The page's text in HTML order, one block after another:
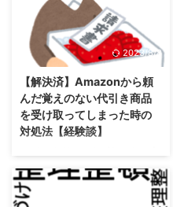
2023/8/8
【解決済】Amazonから頼
んだ覚えのない代引き商品
を受け取ってしまった時の
対処法【経験談】
日は、Amazon（アマゾン）から
身に覚えのない商品が代引きで届
いてしまい、お金も払ってしまっ